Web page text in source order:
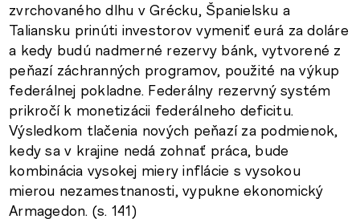
zvrchovaného dlhu v Grécku, Španielsku a
Taliansku prinúti investorov vymeniť eurá za doláre
a kedy budú nadmerné rezervy bánk, vytvorené z
peňazí záchranných programov, použité na výkup
federálnej pokladne. Federálny rezervný systém
prikročí k monetizácii federálneho deficitu.
Výsledkom tlačenia nových peňazí za podmienok,
kedy sa v krajine nedá zohnať práca, bude
kombinácia vysokej miery inflácie s vysokou
mierou nezamestnanosti, vypukne ekonomický
Armagedon. (s. 141)